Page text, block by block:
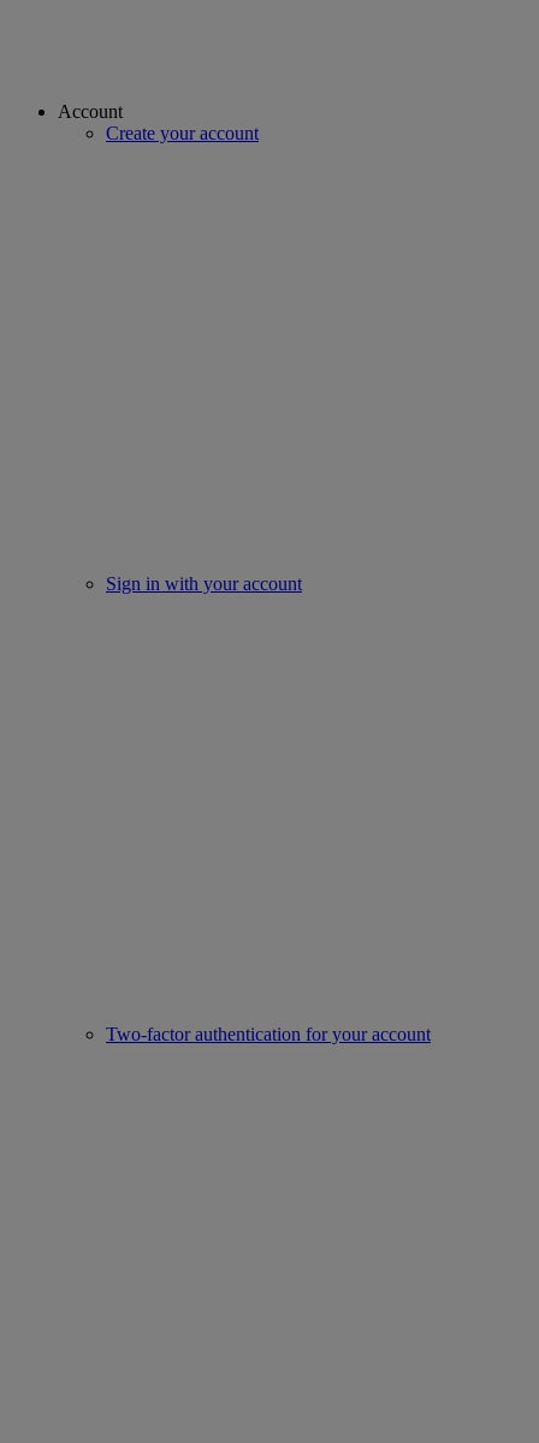
Account
Create your account
Sign in with your account
Two-factor authentication for your account